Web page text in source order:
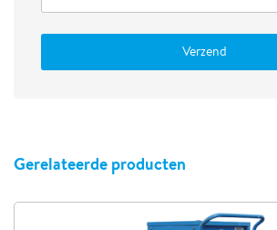
Verzend
Gerelateerde producten